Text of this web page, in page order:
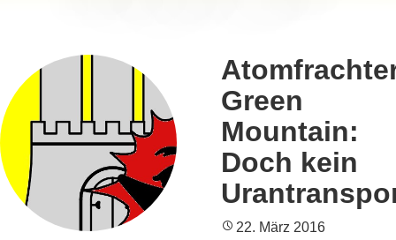
Green
Mountain:
Doch kein
22. März 2016